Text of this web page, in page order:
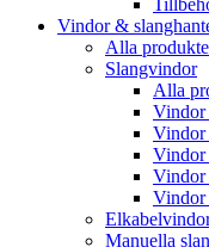
Vindor &
Alla
Slangvindor
Alla
Vindor
Vindor
Vindor
Vindor
Vindor
Manuella